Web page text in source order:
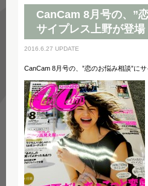
CanCam 8月号の、”
サイプレス上野が登場
2016.6.27 UPDATE
CanCam 8月号の、”恋のお悩み相談”に